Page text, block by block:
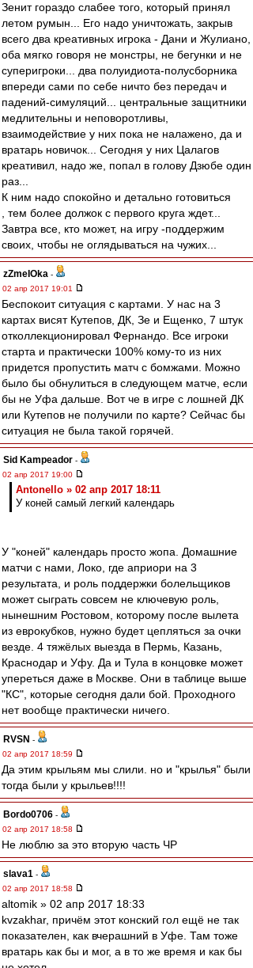
Зенит гораздо слабее того, который принял
летом румын... Его надо уничтожать, закрыв
всего два креативных игрока - Дани и Жулиано,
оба мягко говоря не монстры, не бегунки и не
суперигроки... два полуидиота-полусборника
впереди сами по себе ничто без передач и
падений-симуляций... центральные защитники
медлительны и неповоротливы,
взаимодействие у них пока не налажено, да и
вратарь новичок... Сегодня у них Цалагов
креативил, надо же, попал в голову Дзюбе один
раз...
К ним надо спокойно и детально готовиться
, тем более должок с первого круга ждет...
Завтра все, кто может, на игру -поддержим
своих, чтобы не оглядываться на чужих...
zZmeIOka -
02 апр 2017 19:01
Беспокоит ситуация с картами. У нас на 3
картах висят Кутепов, ДК, Зе и Ещенко, 7 штук
отколлекционировал Фернандо. Все игроки
старта и практически 100% кому-то из них
придется пропустить матч с бомжами. Можно
было бы обнулиться в следующем матче, если
бы не Уфа дальше. Вот че в игре с лошней ДК
или Кутепов не получили по карте? Сейчас бы
ситуация не была такой горячей.
Sid Kampeador -
02 апр 2017 19:00
Antonello » 02 апр 2017 18:11
У коней самый легкий календарь
У "коней" календарь просто жопа. Домашние
матчи с нами, Локо, где априори на 3
результата, и роль поддержки болельщиков
может сыграть совсем не ключевую роль,
нынешним Ростовом, которому после вылета
из еврокубков, нужно будет цепляться за очки
везде. 4 тяжёлых выезда в Пермь, Казань,
Краснодар и Уфу. Да и Тула в концовке может
упереться даже в Москве. Они в таблице выше
"КС", которые сегодня дали бой. Проходного
нет вообще практически ничего.
RVSN -
02 апр 2017 18:59
Да этим крыльям мы слили. но и "крылья" были
тогда были у крыльев!!!!
Bordo0706 -
02 апр 2017 18:58
Не люблю за это вторую часть ЧР
slava1 -
02 апр 2017 18:58
altomik » 02 апр 2017 18:33
kvzakhar, причём этот конский гол ещё не так
показателен, как вчерашний в Уфе. Там тоже
вратарь как бы и мог, а в то же время и как бы